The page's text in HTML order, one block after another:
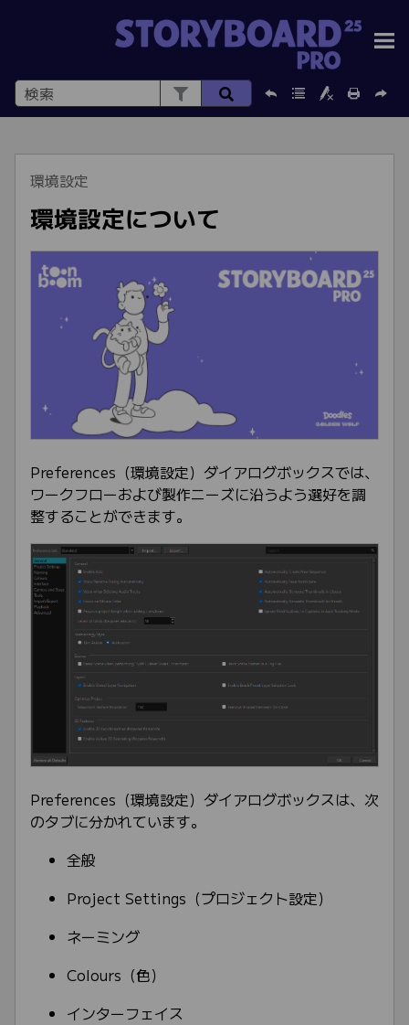
メインコンテンツに移動
環境設定
環境設定について
Preferences（環境設定）ダイアログボックスでは、
ワークフローおよび製作ニーズに沿うよう選好を調
整することができます。
Preferences（環境設定）ダイアログボックスは、次
のタブに分かれています。
全般
Project Settings（プロジェクト設定）
ネーミング
Colours（色）
インターフェイス